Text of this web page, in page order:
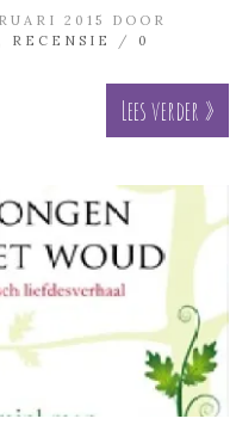
2015 DOOR
RECENSIE / 0
Lees verder »